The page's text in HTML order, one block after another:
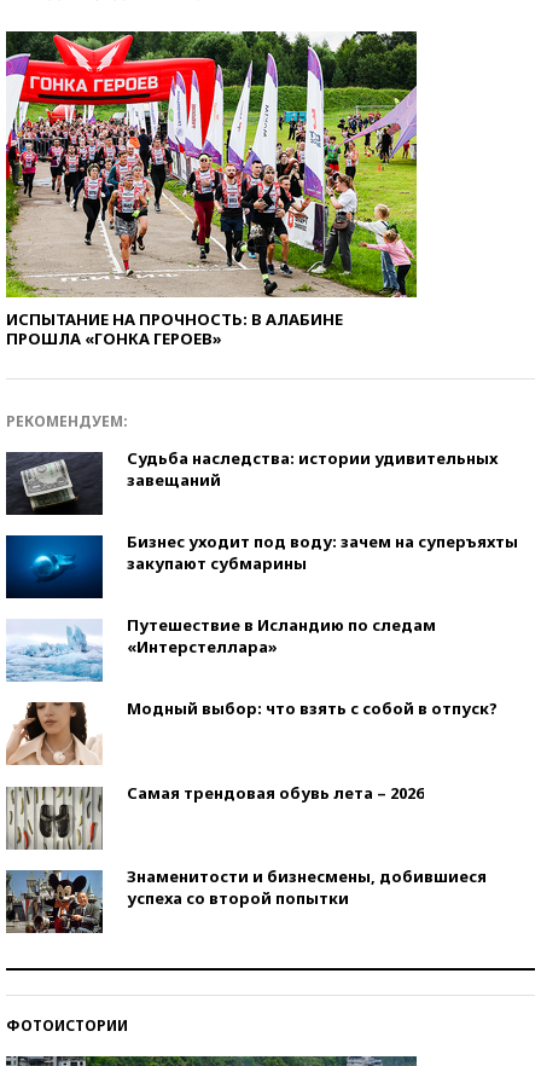
ИСПЫТАНИЕ НА ПРОЧНОСТЬ: В АЛАБИНЕ
ПРОШЛА «ГОНКА ГЕРОЕВ»
РЕКОМЕНДУЕМ:
Судьба наследства: истории удивительных
завещаний
Бизнес уходит под воду: зачем на суперъяхты
закупают субмарины
Путешествие в Исландию по следам
«Интерстеллара»
Модный выбор: что взять с собой в отпуск?
Самая трендовая обувь лета – 2026
Знаменитости и бизнесмены, добившиеся
успеха со второй попытки
ФОТОИСТОРИИ